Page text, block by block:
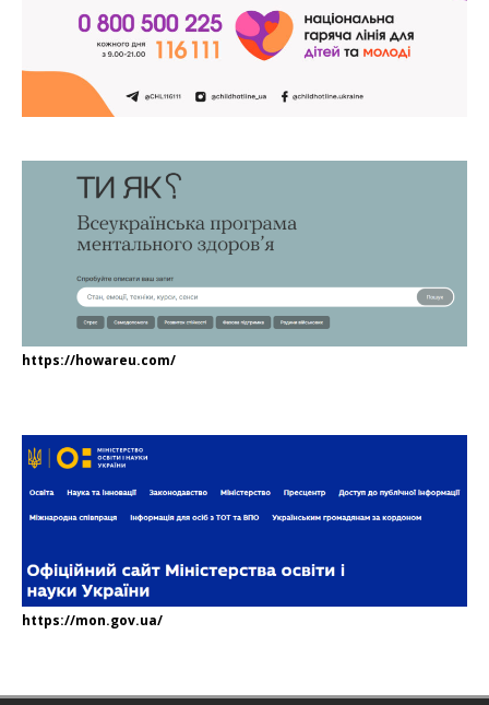
https://howareu.com/
https://mon.gov.ua/